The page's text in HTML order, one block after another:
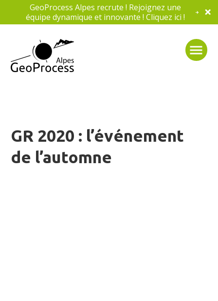
GeoProcess Alpes recrute ! Rejoignez une
équipe dynamique et innovante ! Cliquez ici !
GR 2020 : l’événement
de l’automne